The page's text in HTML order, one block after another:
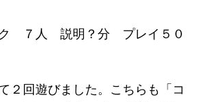
ク ７人 説明？分 プレイ５０
２回遊びました。こちらも「コ